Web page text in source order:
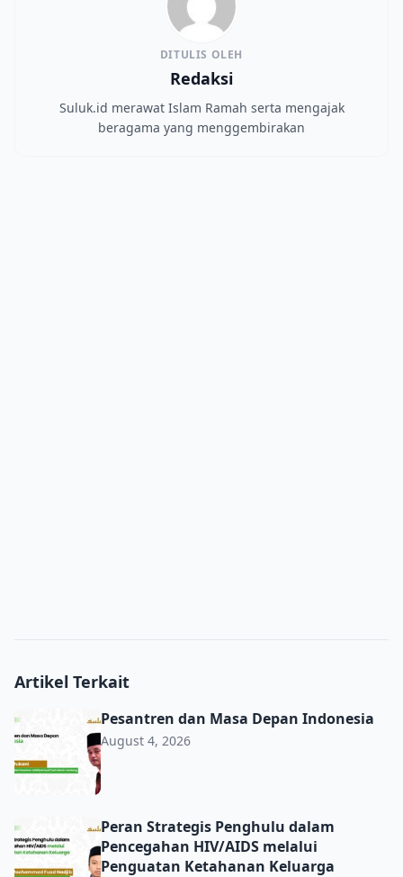
DITULIS OLEH
Redaksi
Suluk.id merawat Islam Ramah serta mengajak
beragama yang menggembirakan
Artikel Terkait
Pesantren dan Masa Depan Indonesia
Pesantren dan Masa Depan Indonesia
August 4, 2026
Peran Strategis Penghulu dalam Pencegahan HIV/AIDS
Peran Strategis Penghulu dalam
Pencegahan HIV/AIDS melalui
Penguatan Ketahanan Keluarga